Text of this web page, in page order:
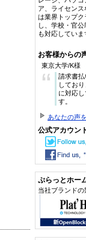
ア、ライセン
は業界トップ
し、学校・官
も対応していま
お客様からの
東京大学/K様
“
請求書
してお
に対応
す。
あなたの声
公式アカウン
ぷらっとホー
当社ブランド